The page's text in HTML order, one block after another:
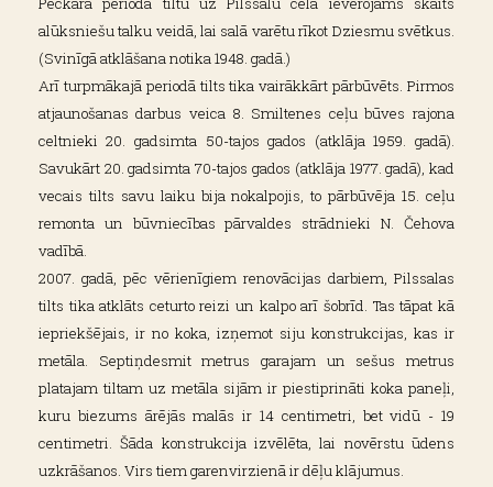
alūksniešu talku veidā, lai salā varētu rīkot Dziesmu svētkus.
(Svinīgā atklāšana notika 1948. gadā.)
Arī turpmākajā periodā tilts tika vairākkārt pārbūvēts. Pirmos
atjaunošanas darbus veica 8. Smiltenes ceļu būves rajona
celtnieki 20. gadsimta 50-tajos gados (atklāja 1959. gadā).
Savukārt 20. gadsimta 70-tajos gados (atklāja 1977. gadā), kad
vecais tilts savu laiku bija nokalpojis, to pārbūvēja 15. ceļu
remonta un būvniecības pārvaldes strādnieki N. Čehova
vadībā.
2007. gadā, pēc vērienīgiem renovācijas darbiem, Pilssalas
tilts tika atklāts ceturto reizi un kalpo arī šobrīd. Tas tāpat kā
iepriekšējais, ir no koka, izņemot siju konstrukcijas, kas ir
metāla. Septiņdesmit metrus garajam un sešus metrus
platajam tiltam uz metāla sijām ir piestiprināti koka paneļi,
kuru biezums ārējās malās ir 14 centimetri, bet vidū - 19
centimetri. Šāda konstrukcija izvēlēta, lai novērstu ūdens
uzkrāšanos. Virs tiem garenvirzienā ir dēļu klājumus.